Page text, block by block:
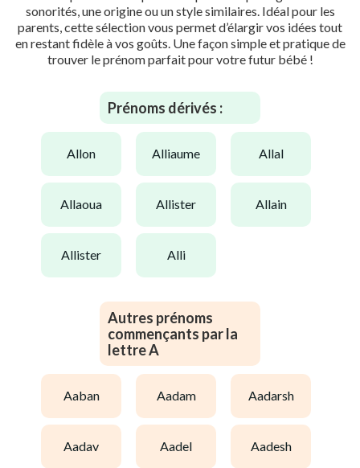
sonorités, une origine ou un style similaires. Idéal pour les
parents, cette sélection vous permet d’élargir vos idées tout
en restant fidèle à vos goûts. Une façon simple et pratique de
trouver le prénom parfait pour votre futur bébé !
Prénoms dérivés :
allon alliaume allal
allaoua allister allain
allister alli
Autres prénoms
commençants par la
lettre A
aaban aadam aadarsh
aadav aadel aadesh